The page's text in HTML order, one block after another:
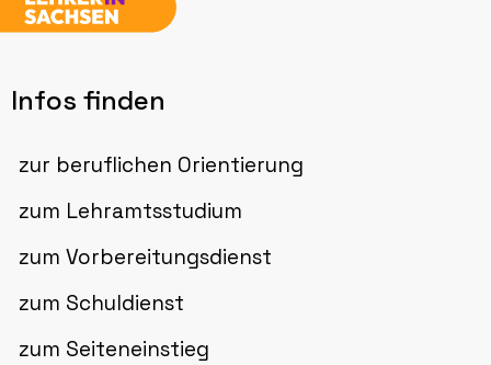
Infos finden
zur beruflichen Orientierung
zum Lehramtsstudium
zum Vorbereitungsdienst
zum Schuldienst
zum Seiteneinstieg